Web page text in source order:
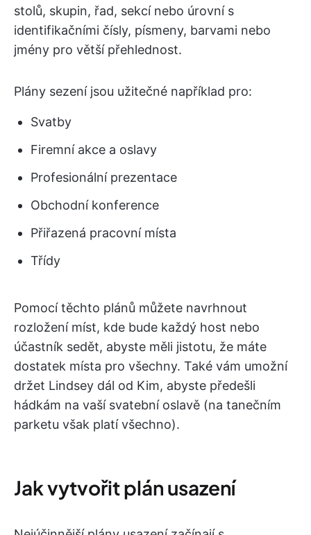
stolů, skupin, řad, sekcí nebo úrovní s
identifikačními čísly, písmeny, barvami nebo
jmény pro větší přehlednost.
Plány sezení jsou užitečné například pro:
Svatby
Firemní akce a oslavy
Profesionální prezentace
Obchodní konference
Přiřazená pracovní místa
Třídy
Pomocí těchto plánů můžete navrhnout
rozložení míst, kde bude každý host nebo
účastník sedět, abyste měli jistotu, že máte
dostatek místa pro všechny. Také vám umožní
držet Lindsey dál od Kim, abyste předešli
hádkám na vaší svatební oslavě (na tanečním
parketu však platí všechno).
Jak vytvořit plán usazení